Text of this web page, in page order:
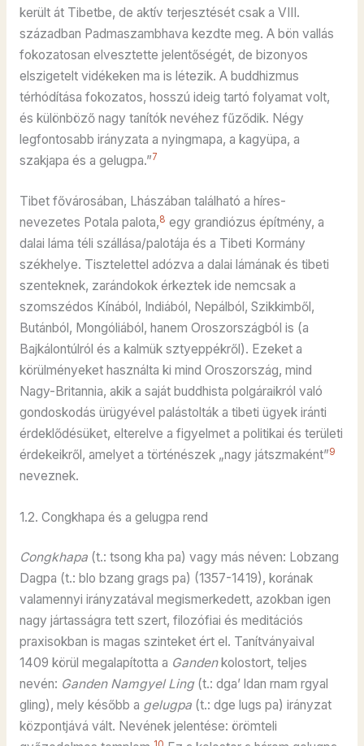
került át Tibetbe, de aktív terjesztését csak a VIII.
században Padmaszambhava kezdte meg. A bön vallás
fokozatosan elvesztette jelentőségét, de bizonyos
elszigetelt vidékeken ma is létezik. A buddhizmus
térhódítása fokozatos, hosszú ideig tartó folyamat volt,
és különböző nagy tanítók nevéhez fűződik. Négy
legfontosabb irányzata a nyingmapa, a kagyüpa, a
szakjapa és a gelugpa.”7
Tibet fővárosában, Lhászában található a híres-
nevezetes Potala palota,8 egy grandiózus építmény, a
dalai láma téli szállása/palotája és a Tibeti Kormány
székhelye. Tisztelettel adózva a dalai lámának és tibeti
szenteknek, zarándokok érkeztek ide nemcsak a
szomszédos Kínából, Indiából, Nepálból, Szikkimből,
Butánból, Mongóliából, hanem Oroszországból is (a
Bajkálontúlról és a kalmük sztyeppékről). Ezeket a
körülményeket használta ki mind Oroszország, mind
Nagy-Britannia, akik a saját buddhista polgáraikról való
gondoskodás ürügyével palástolták a tibeti ügyek iránti
érdeklődésüket, elterelve a figyelmet a politikai és területi
érdekeikről, amelyet a történészek „nagy játszmaként”9
neveznek.
1.2. Congkhapa és a gelugpa rend
Congkhapa(t.: tsong kha pa) vagy más néven: Lobzang
Dagpa (t.: blo bzang grags pa) (1357-1419), korának
valamennyi irányzatával megismerkedett, azokban igen
nagy jártasságra tett szert, filozófiai és meditációs
praxisokban is magas szinteket ért el. Tanítványaival
1409 körül megalapította a Gandenkolostort, teljes
nevén: Ganden Namgyel Ling(t.: dga’ ldan rnam rgyal
gling), mely később a gelugpa(t.: dge lugs pa) irányzat
központjává vált. Nevének jelentése: örömteli